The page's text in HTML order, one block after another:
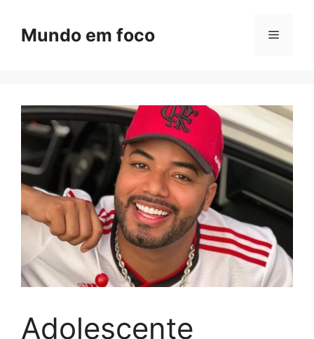
paraMundo em foco Menu
Adolescente